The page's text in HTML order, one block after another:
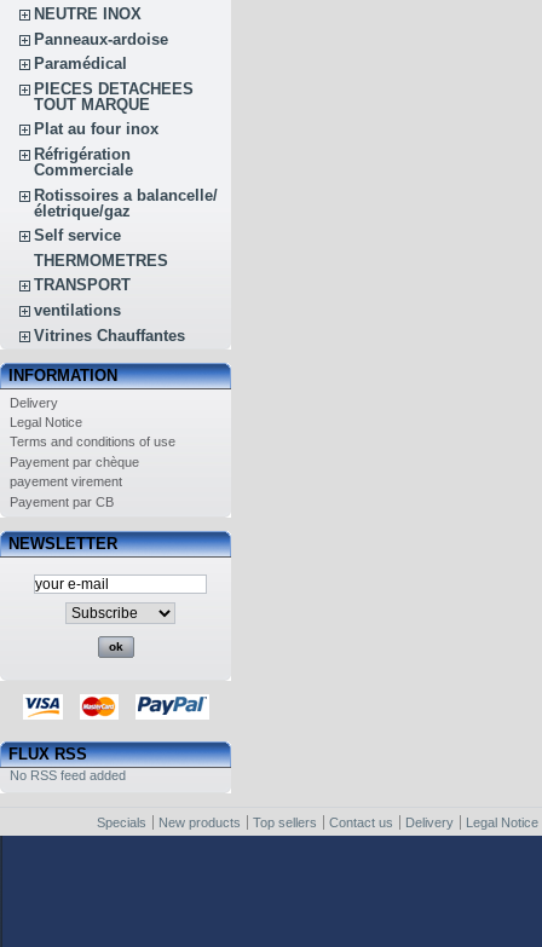
NEUTRE INOX
Panneaux-ardoise
Paramédical
PIECES DETACHEES
TOUT MARQUE
Plat au four inox
Réfrigération
Commerciale
Rotissoires a balancelle/
életrique/gaz
Self service
THERMOMETRES
TRANSPORT
ventilations
Vitrines Chauffantes
INFORMATION
Delivery
Legal Notice
Terms and conditions of use
Payement par chèque
payement virement
Payement par CB
NEWSLETTER
FLUX RSS
No RSS feed added
Specials New products Top sellers Contact us Delivery Legal Notice